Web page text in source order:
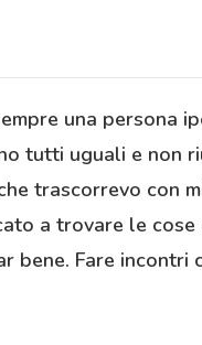
una persona
tutti uguali e non
trascorrevo con
a trovare le
bene. Fare